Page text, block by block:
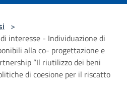
>
interesse - Individuazione di
alla co- progettazione e
“Il riutilizzo dei beni
di coesione per il riscatto